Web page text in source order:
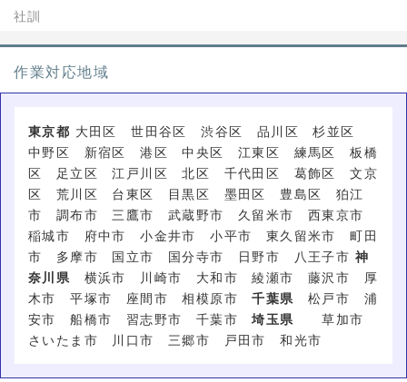
社訓
作業対応地域
東京都 大田区 世田谷区 渋谷区 品川区 杉並区
中野区 新宿区 港区 中央区 江東区 練馬区 板橋
区 足立区 江戸川区 北区 千代田区 葛飾区 文京
区 荒川区 台東区 目黒区 墨田区 豊島区 狛江
市 調布市 三鷹市 武蔵野市 久留米市 西東京市
稲城市 府中市 小金井市 小平市 東久留米市 町田
市 多摩市 国立市 国分寺市 日野市 八王子市 神
奈川県 横浜市 川崎市 大和市 綾瀬市 藤沢市 厚
木市 平塚市 座間市 相模原市千葉県
松戸市 浦
安市 船橋市 習志野市 千葉市埼玉県
草加市
さいたま市 川口市 三郷市 戸田市 和光市